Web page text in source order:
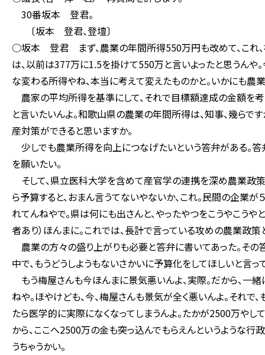
30番坂本 登君。
〔坂本 登君、登壇〕
○坂本 登君 まず、農業の年間所得550万円も改めて、これ
は、以前は377万に1.5を掛けて550万と言いよったと思うんや
な変わる所得やね、本当に考えて変えたものかと。いかにも農
農家の平均所得を基準にして、それで目標額達成の金額を
と言いたいんよ。和歌山県の農業の年間所得は、知事、幾らで
産対策ができると思いますか。
少しでも農業所得を向上につなげたいという答弁がある。答
を願いたい。
そして、県立医科大学を含めて産官学の連携を深め農業政
ら予算すると、おまん言うてないやないか、これ。民間の企業
れてんねやで。県は何にも出さんと、やったやつをこうやこうや
者あり）ほんまに。これでは、長計で言っている攻めの農業政策
農業の方々の盛り上がりも必要と答弁に書いてあった。その
中で、もうどうしようもないさかいに予算化をしてほしいと言
もう梅屋さんも今ほんまに景気悪いんよ、実際。だから、一
ねや。ほやけども、今、梅屋さんも景気が全く悪いんよ。それで
たら医学的に実際になくなってしまうんよ。たかが2500万や
から、ここへ2500万の金も突っ込んでもらえんというような行政
うちゃうかい。